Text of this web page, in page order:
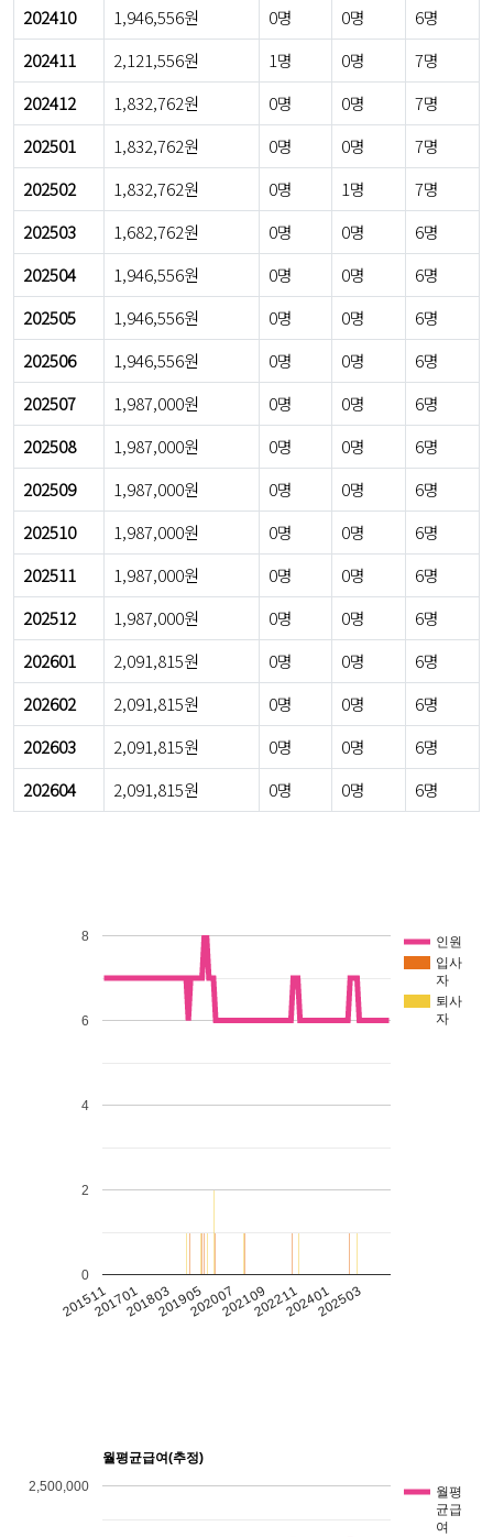
202410 1,946,556원 0명 0명
6명
202411
2,121,556원 1명 0명
7명
202412
1,832,762원 0명 0명
7명
202501
1,832,762원 0명 0명
7명
202502
1,832,762원 0명 1명
7명
202503
1,682,762원 0명 0명
6명
202504
1,946,556원 0명 0명
6명
202505
1,946,556원 0명 0명
6명
202506
1,946,556원 0명 0명
6명
202507
1,987,000원 0명 0명
6명
202508
1,987,000원 0명 0명
6명
202509
1,987,000원 0명 0명
6명
202510
1,987,000원 0명 0명
6명
202511
1,987,000원 0명 0명
6명
202512
1,987,000원 0명 0명
6명
202601
2,091,815원 0명 0명
6명
202602
2,091,815원 0명 0명
6명
202603
2,091,815원 0명 0명
6명
202604
2,091,815원 0명 0명 6명
인원
입사
자
퇴사
자
201511201701201803201905202007202109202211202401202503
0
2
4
6
8
월평균급여(추정)
월평
균급
여
2,500,000